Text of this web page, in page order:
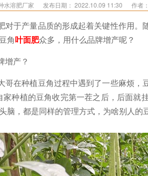
水溶肥厂家 发布日期： 2022.10.09 11:30 作者
对于产量品质的形成起着关键性作用
角叶面肥众多，用什么品牌增产呢？
增产？
哥在种植豆角过程中遇到了一些麻烦，
种植的豆角收完第一茬之后，后面
脑，都是同样的管理方式，为啥别人的